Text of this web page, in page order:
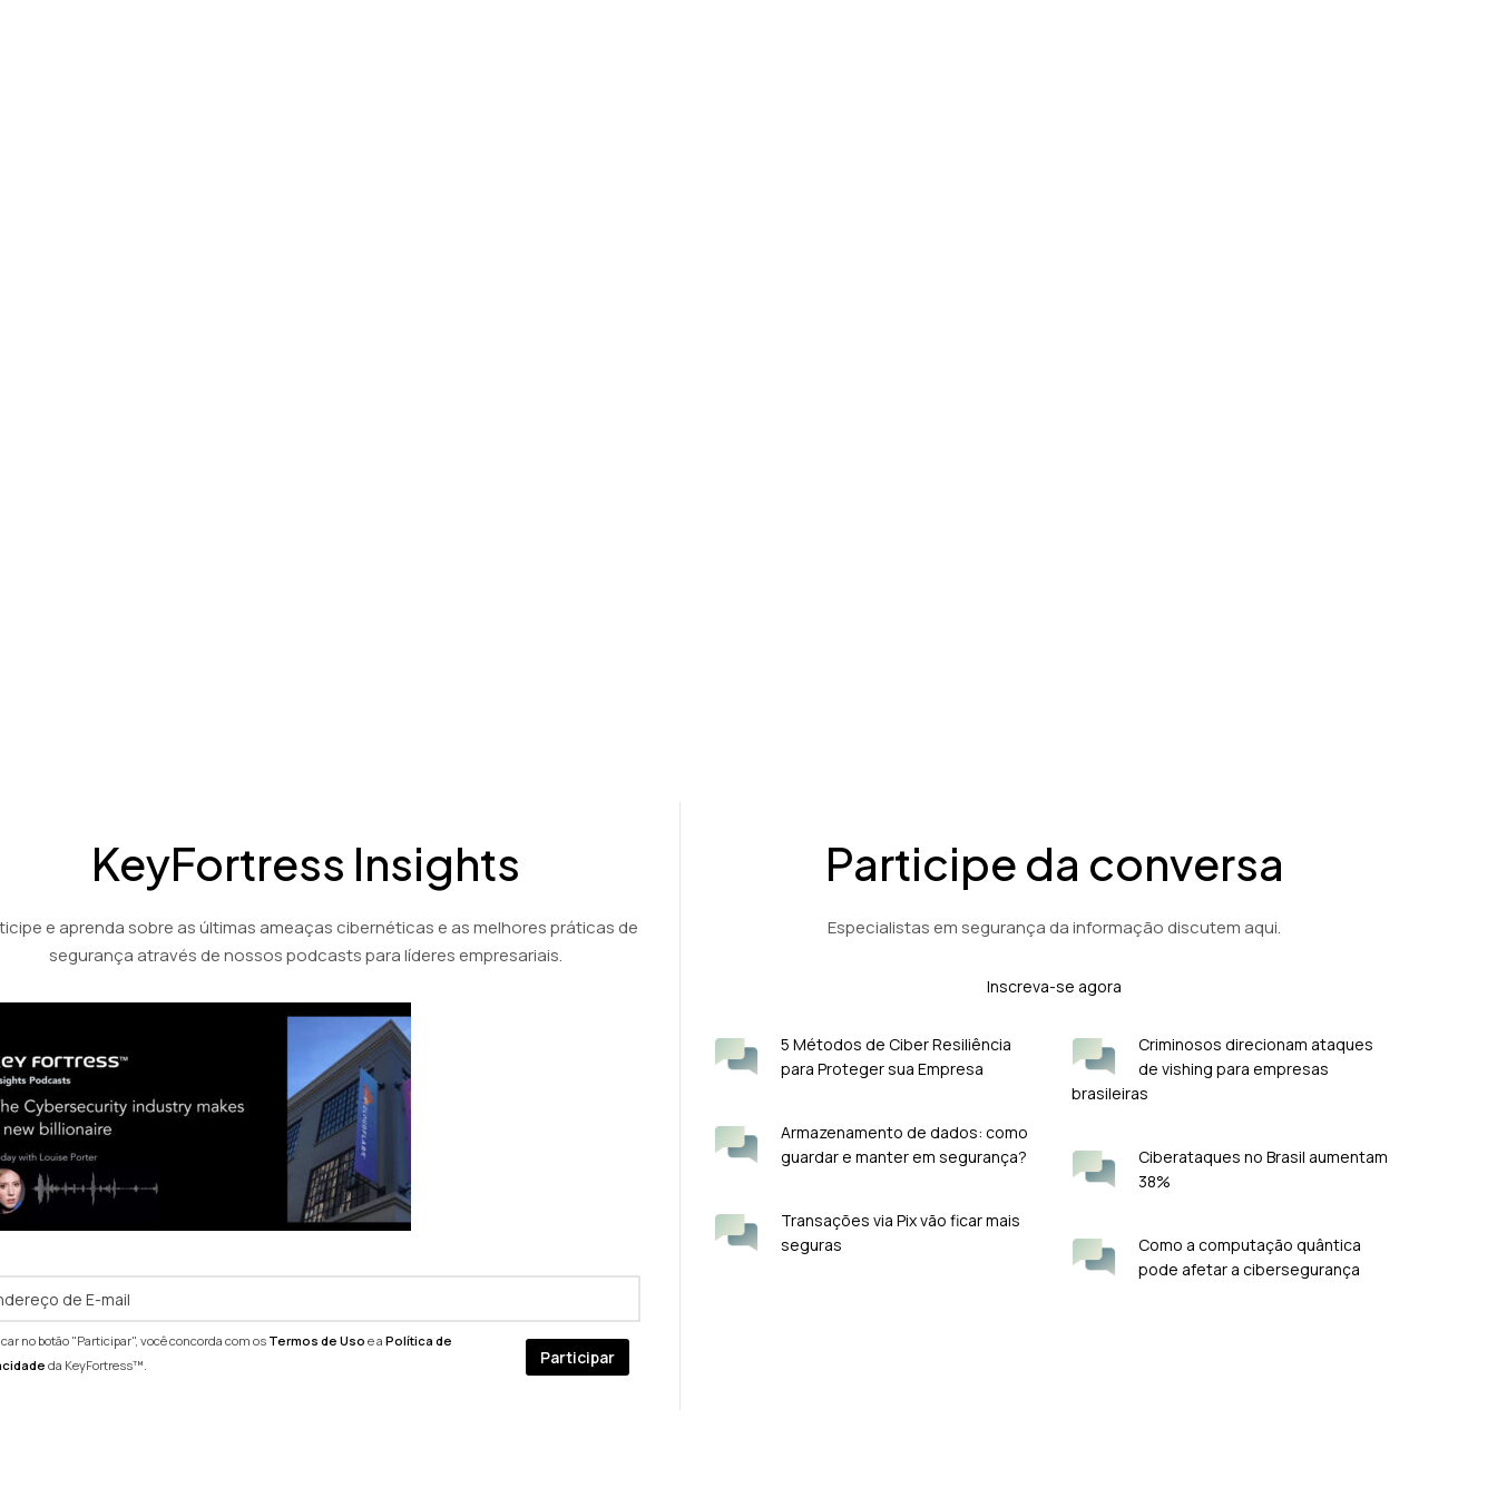
KeyFortress Insights
e aprenda sobre as últimas ameaças cibernéticas e as melhores práticas de
segurança através de nossos podcasts para líderes empresariais.
no botão "Participar", você concorda com os Termos de Uso e aPolítica de
da KeyFortress™.
Participe da conversa
Especialistas em segurança da informação discutem aqui.
Inscreva-se agora
5 Métodos de Ciber Resiliência
para Proteger sua Empresa
Armazenamento de dados: como
guardar e manter em segurança?
Transações via Pix vão ficar mais
seguras
Criminosos direcionam ataques
de vishing para empresas
brasileiras
Ciberataques no Brasil aumentam
38%
Como a computação quântica
pode afetar a cibersegurança